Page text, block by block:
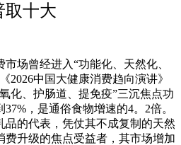
取十大
场曾经进入“功能化、天然化、
2026中国大健康消费趋向演讲》
化、护肠道、提免疫”三沉焦点功
，是通俗食物增速的4。2倍。
品的代表，凭仗其不成复制的天然
费升级的焦点受益者，其市场增加